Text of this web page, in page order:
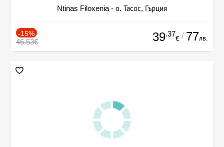
Ntinas Filoxenia - о. Тасос, Гърция
-15%
46.53€ 39.37
€ / 77лв.